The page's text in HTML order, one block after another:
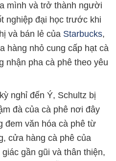
mình và trở thành người
nghiệp đại học trước khi
và bán lẻ của Starbucks,
hàng nhỏ cung cấp hạt cà
nhận pha cà phê theo yêu
nghỉ đến Ý, Schultz bị
đà của cà phê nơi đây
đem văn hóa cà phê từ
cửa hàng cà phê của
gần gũi và thân thiện,